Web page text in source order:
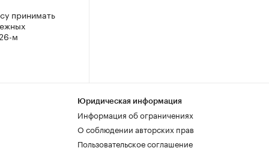
принимать
м
Юридическая информация
Информация об ограничениях
О соблюдении авторских прав
Пользовательское соглашение